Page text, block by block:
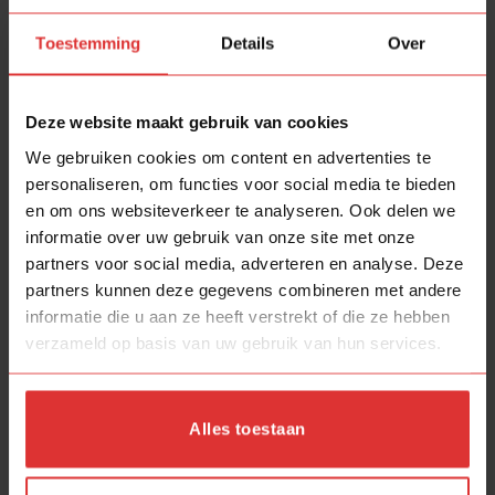
Toestemming Details Over
Deze website maakt gebruik van cookies
We gebruiken cookies om content en advertenties te
personaliseren, om functies voor social media te bieden
en om ons websiteverkeer te analyseren. Ook delen we
informatie over uw gebruik van onze site met onze
partners voor social media, adverteren en analyse. Deze
partners kunnen deze gegevens combineren met andere
informatie die u aan ze heeft verstrekt of die ze hebben
verzameld op basis van uw gebruik van hun services.
Alles toestaan
werkdagen.
Track &Tracein je mail.
Verzending via PostNL, het pakket is eenvoudig te
volgen met Track &Trace
Bestel je bij ons? Dan heb je gemiddeld de
bestelling met 3 tot 4 werkdagen in huis.
Kom je het glaasje bij ons afhalen?
Gezellig!!!
Dan krijg je de volgende extra`s
Eerlijk en transparant contact,
Gratis wat te drinken (koffie, thee, water, pakje